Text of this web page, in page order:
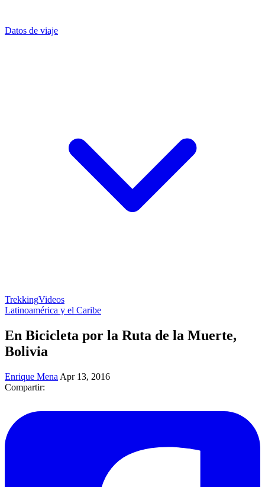
Datos de viaje
TrekkingVideos
Latinoamérica y el Caribe
En Bicicleta por la Ruta de la Muerte,
Bolivia
Enrique Mena Apr 13, 2016
Compartir: